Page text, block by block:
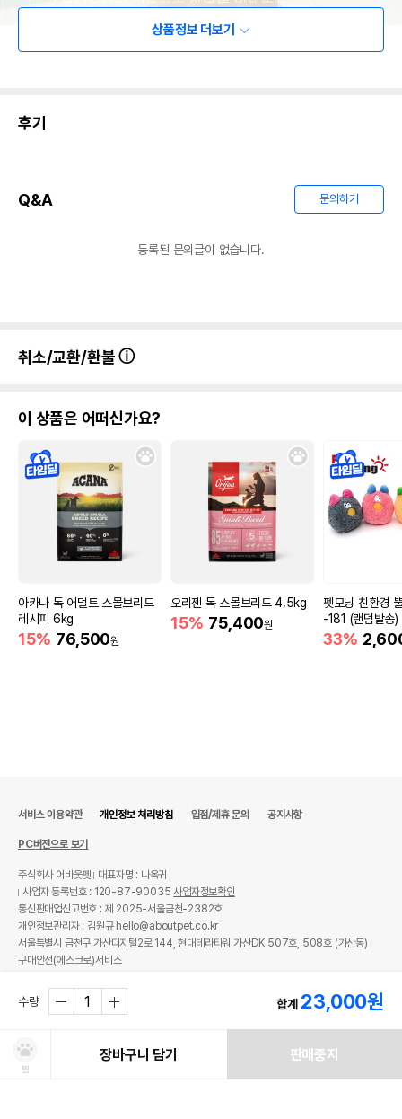
상품정보 더보기
후기
Q&A 문의하기
등록된 문의글이 없습니다.
취소/교환/환불
이 상품은 어떠신가요?
아카나 독 어덜트 스몰브리드
레시피 6kg
15% 76,500원
오리젠 독 스몰브리드 4.5kg
15% 75,400원
펫모닝 친환경
-181 (랜덤발송)
33%
수량 합계 23,000원
찜
장바구니 담기 판매중지
서비스 이용약관 개인정보 처리방침 입점/제휴 문의 공지사항
PC버전으로 보기
주식회사 어바웃펫
대표자명 : 나옥귀
사업자 등록번호 : 120-87-90035사업자정보확인
통신판매업신고번호 : 제 2025-서울금천-2382호
개인정보관리자 : 김원규 hello@aboutpet.co.kr
서울특별시 금천구 가산디지털2로 144, 현대테라타워 가산DK 507호, 508호 (가산동)
구매안전(에스크로)서비스